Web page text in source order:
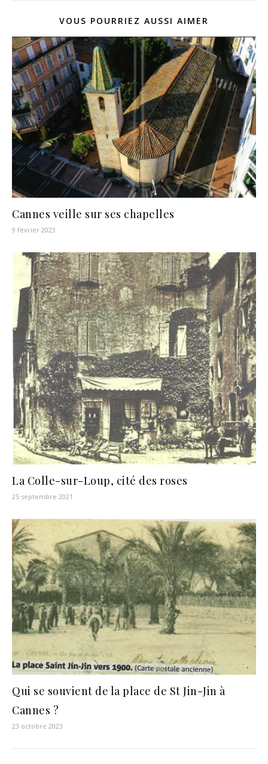
VOUS POURRIEZ AUSSI AIMER
Cannes veille sur ses chapelles
9 février 2023
La Colle-sur-Loup, cité des roses
25 septembre 2021
Qui se souvient de la place de St Jin-Jin à
Cannes ?
23 octobre 2023